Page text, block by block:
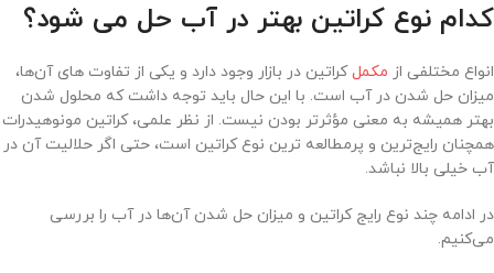
کدام نوع کراتین بهتر در آب حل می شود؟
انواع مختلفی از مکملکراتین در بازار وجود دارد و یکی از تفاوت های آن‌ها،
میزان حل شدن در آب است. با این حال باید توجه داشت که محلول شدن
بهتر همیشه به معنی مؤثرتر بودن نیست. از نظر علمی، کراتین مونوهیدرات
همچنان رایج‌ترین و پرمطالعه ترین نوع کراتین است، حتی اگر حلالیت آن در
آب خیلی بالا نباشد.
در ادامه چند نوع رایج کراتین و میزان حل شدن آن‌ها در آب را بررسی
می‌کنیم.